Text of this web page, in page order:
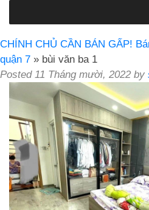
CHÍNH CHỦ CẦN BÁN GẤP!
quận 7 » bùi văn ba 1
Posted 11 Tháng mười, 2022 by